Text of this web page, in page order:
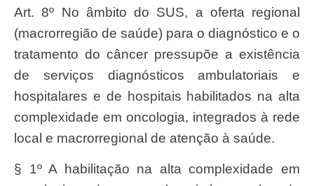
Art. 8º No âmbito do SUS, a oferta regional
(macrorregião de saúde) para o diagnóstico e o
tratamento do câncer pressupõe a existência
de serviços diagnósticos ambulatoriais e
hospitalares e de hospitais habilitados na alta
complexidade em oncologia, integrados à rede
local e macrorregional de atenção à saúde.
§ 1º A habilitação na alta complexidade em